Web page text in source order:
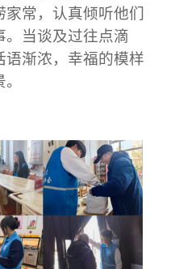
家常，认真倾听他们
。当谈及过往点滴
语渐浓，幸福的模样